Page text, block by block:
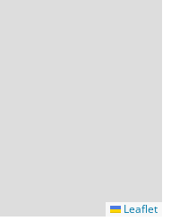
Leaflet